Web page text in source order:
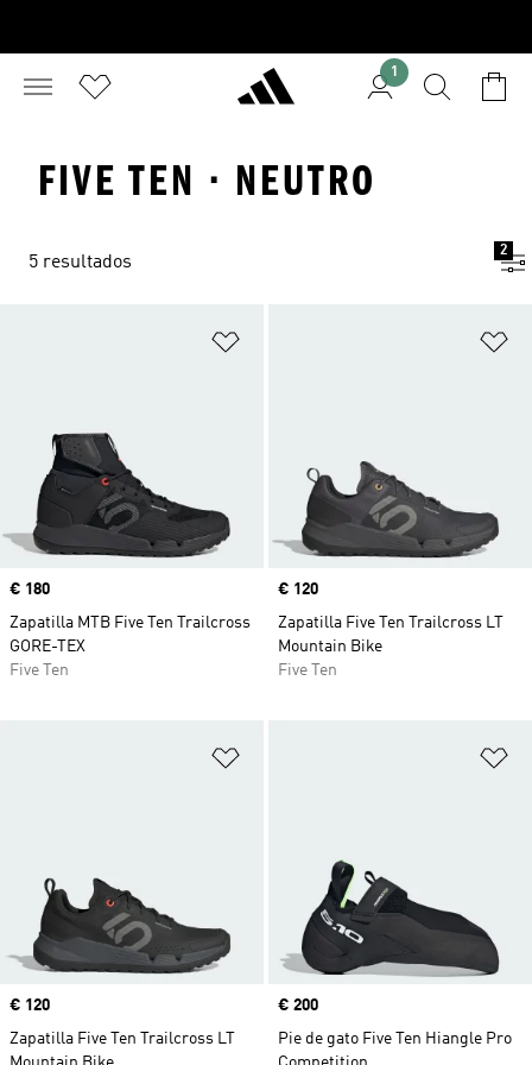
1
FIVE TEN · NEUTRO
5 resultados
2
Precio
€ 180
Zapatilla MTB Five Ten Trailcross
GORE-TEX
Five Ten
Precio
€ 120
Zapatilla Five Ten Trailcross LT
Mountain Bike
Five Ten
Precio
€ 120
Zapatilla Five Ten Trailcross LT
Precio
€ 200
Pie de gato Five Ten Hiangle Pro